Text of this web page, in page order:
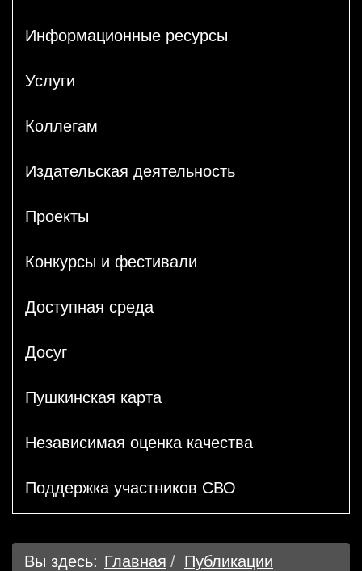
Информационные ресурсы
Услуги
Коллегам
Издательская деятельность
Проекты
Конкурсы и фестивали
Доступная среда
Досуг
Пушкинская карта
Независимая оценка качества
Поддержка участников СВО
Вы здесь: Главная
Публикации